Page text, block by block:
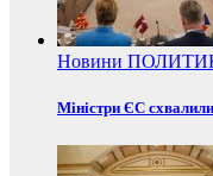
Новини
Міністри ЄС